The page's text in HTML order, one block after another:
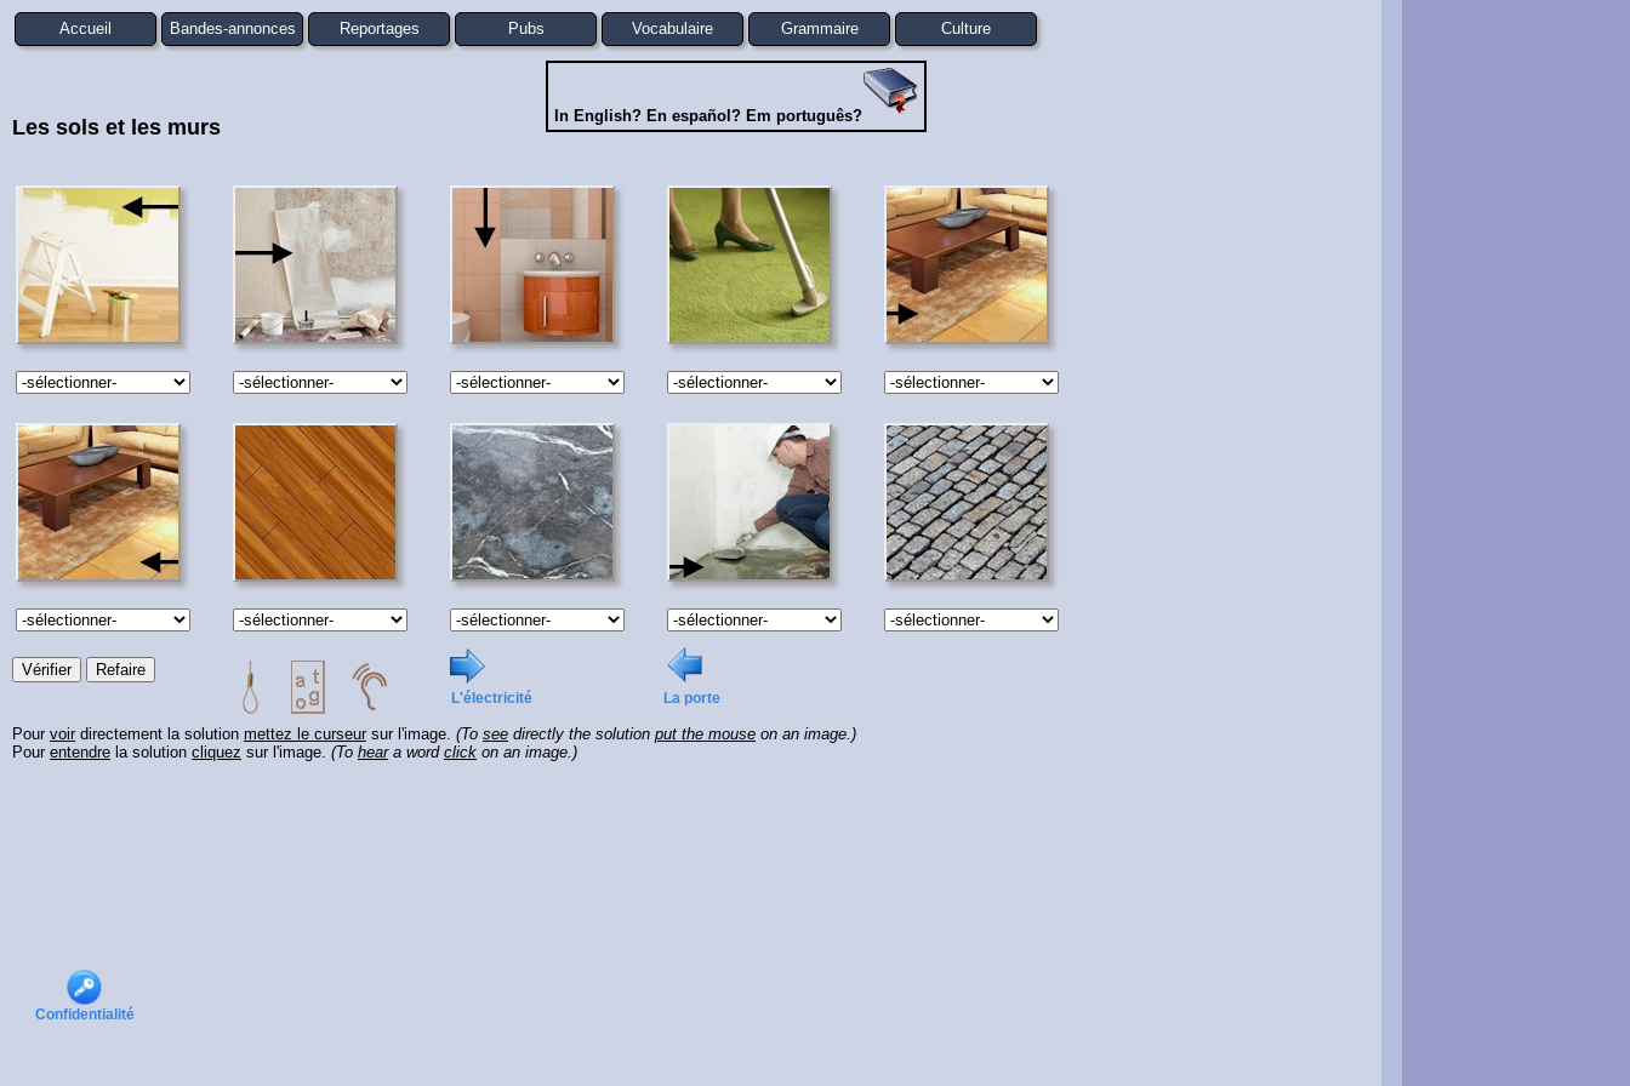
Accueil Bandes-annonces Reportages Pubs Vocabulaire Grammaire Culture
Les sols et les murs
L'électricité La porte
Pour voirdirectement la solution mettez le curseursur l'image. (To see directly the solution put the mouse on an image.)
Pour entendre la solution cliquez sur l'image. (To heara word click on an image.)
In English? En español? Em português?
Confidentialité